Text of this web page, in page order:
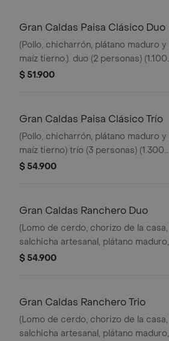
Gran Caldas Paisa Clásico Duo
(Pollo, chicharrón, plátano maduro y
maíz tierno.). duo (2 personas) (1.100
gr).
$ 51.900
Gran Caldas Paisa Clásico Trío
(Pollo, chicharrón, plátano maduro y
maíz tierno) trío (3 personas) (1.300
gr).
$ 54.900
Gran Caldas Ranchero Duo
(Lomo de cerdo, chorizo de la casa,
salchicha artesanal, plátano maduro,
chicharrón y maíz tierno) .duo (2
$ 54.900
Gran Caldas Ranchero Trio
(Lomo de cerdo, chorizo de la casa,
salchicha artesanal, plátano maduro,